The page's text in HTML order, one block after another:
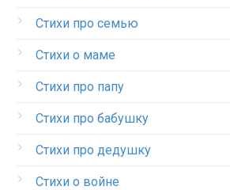
Стихи про семью
Стихи о маме
Стихи про папу
Стихи про бабушку
Стихи про дедушку
Стихи о войне